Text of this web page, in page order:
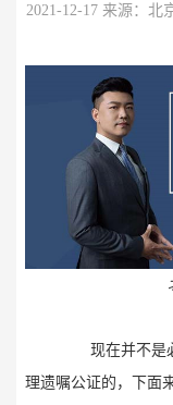
2021-12-17 来源： 北
现在并不是必须
理遗嘱公证的，下面